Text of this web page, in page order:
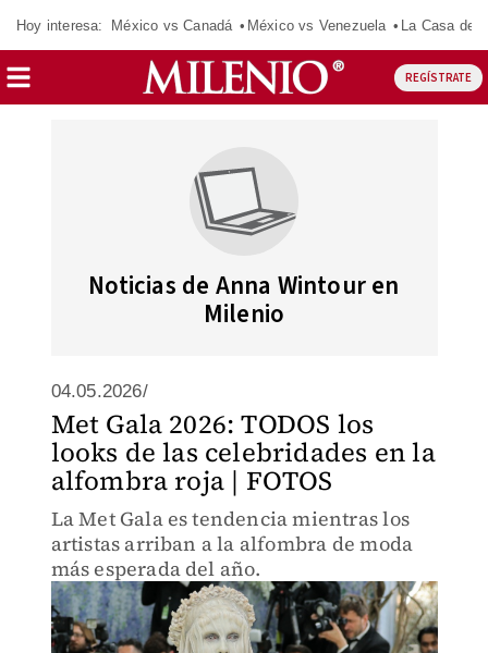
Hoy interesa: México vs Canadá México vs Venezuela La Casa de
REGÍSTRATE
Noticias de Anna Wintour en
Milenio
04.05.2026/
Met Gala 2026: TODOS los
looks de las celebridades en la
alfombra roja | FOTOS
La Met Gala es tendencia mientras los
artistas arriban a la alfombra de moda
más esperada del año.